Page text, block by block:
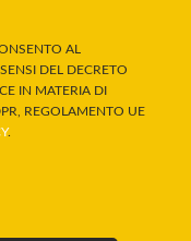
AL
DEL DECRETO
IN MATERIA DI
REGOLAMENTO UE
.